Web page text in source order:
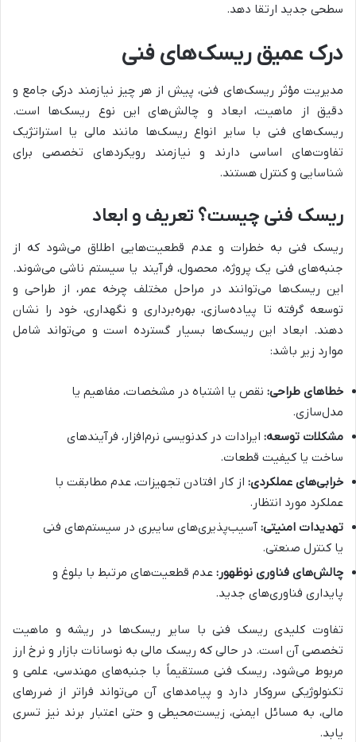
سطحی جدید ارتقا دهد.
درک عمیق ریسک‌های فنی
مدیریت مؤثر ریسک‌های فنی، پیش از هر چیز نیازمند درکی جامع و
دقیق از ماهیت، ابعاد و چالش‌های این نوع ریسک‌ها است.
ریسک‌های فنی با سایر انواع ریسک‌ها مانند مالی یا استراتژیک
تفاوت‌های اساسی دارند و نیازمند رویکردهای تخصصی برای
شناسایی و کنترل هستند.
ریسک فنی چیست؟ تعریف و ابعاد
ریسک فنی به خطرات و عدم قطعیت‌هایی اطلاق می‌شود که از
جنبه‌های فنی یک پروژه، محصول، فرآیند یا سیستم ناشی می‌شوند.
این ریسک‌ها می‌توانند در مراحل مختلف چرخه عمر، از طراحی و
توسعه گرفته تا پیاده‌سازی، بهره‌برداری و نگهداری، خود را نشان
دهند. ابعاد این ریسک‌ها بسیار گسترده است و می‌تواند شامل
موارد زیر باشد:
خطاهای طراحی: نقص یا اشتباه در مشخصات، مفاهیم یا
مدل‌سازی.
مشکلات توسعه: ایرادات در کدنویسی نرم‌افزار، فرآیندهای
ساخت یا کیفیت قطعات.
خرابی‌های عملکردی: از کار افتادن تجهیزات، عدم مطابقت با
عملکرد مورد انتظار.
تهدیدات امنیتی: آسیب‌پذیری‌های سایبری در سیستم‌های فنی
یا کنترل صنعتی.
چالش‌های فناوری نوظهور: عدم قطعیت‌های مرتبط با بلوغ و
پایداری فناوری‌های جدید.
تفاوت کلیدی ریسک فنی با سایر ریسک‌ها در ریشه و ماهیت
تخصصی آن است. در حالی که ریسک مالی به نوسانات بازار و نرخ ارز
مربوط می‌شود، ریسک فنی مستقیماً با جنبه‌های مهندسی، علمی و
تکنولوژیکی سروکار دارد و پیامدهای آن می‌تواند فراتر از ضررهای
مالی، به مسائل ایمنی، زیست‌محیطی و حتی اعتبار برند نیز تسری
یابد.